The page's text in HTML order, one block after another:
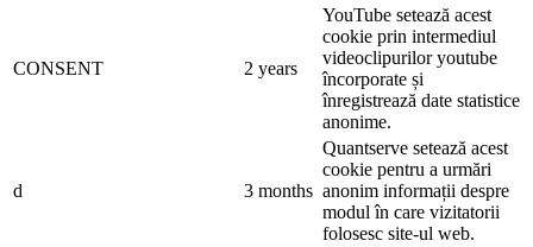
CONSENT 2 years
YouTube setează acest
cookie prin intermediul
videoclipurilor youtube
încorporate și
înregistrează date statistice
anonime.
d 3 months
Quantserve setează acest
cookie pentru a urmări
anonim informații despre
modul în care vizitatorii
folosesc site-ul web.